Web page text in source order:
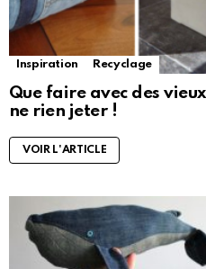
Inspiration Recyclage
Que faire avec des
ne rien jeter !
VOIR L'ARTICLE